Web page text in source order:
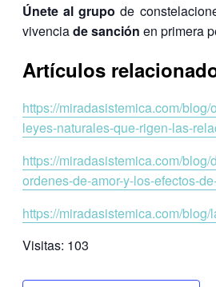
Únete al grupode
vivenciade sanción en primera
Artículos
https://miradasistemica.com/
leyes-naturales-que-rigen-las-
https://miradasistemica.com/
ordenes-de-amor-y-los-efectos-
https://miradasistemica.com/
Visitas: 103